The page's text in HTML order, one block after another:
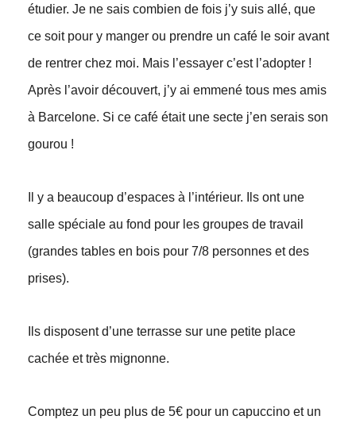
étudier. Je ne sais combien de fois j’y suis allé, que
ce soit pour y manger ou prendre un café le soir avant
de rentrer chez moi. Mais l’essayer c’est l’adopter !
Après l’avoir découvert, j’y ai emmené tous mes amis
à Barcelone. Si ce café était une secte j’en serais son
gourou !
Il y a beaucoup d’espaces à l’intérieur. Ils ont une
salle spéciale au fond pour les groupes de travail
(grandes tables en bois pour 7/8 personnes et des
prises).
Ils disposent d’une terrasse sur une petite place
cachée et très mignonne.
Comptez un peu plus de 5€ pour un capuccino et un